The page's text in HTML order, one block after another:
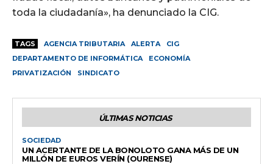
toda la ciudadanía», ha denunciado la CIG.
TAGS AGENCIA TRIBUTARIA ALERTA
CIG
DEPARTAMENTO DE INFORMÁTICA
ECONOMÍA
PRIVATIZACIÓN
SINDICATO
ÚLTIMAS NOTICIAS
SOCIEDAD
UN ACERTANTE DE LA BONOLOTO GANA MÁS DE UN
MILLÓN DE EUROS VERÍN (OURENSE)